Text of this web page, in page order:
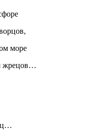
море
жрецов…